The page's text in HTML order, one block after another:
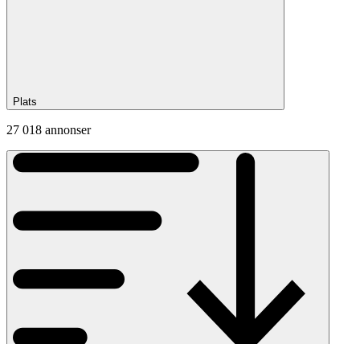
Plats
27 018 annonser